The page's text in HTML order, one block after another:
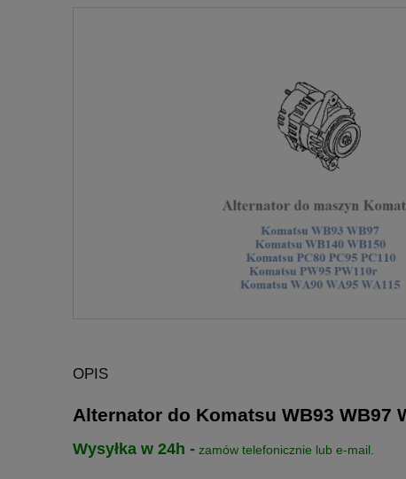
OPIS
Alternator do Komatsu WB93 WB97
Wysyłka w 24h - zamów telefonicznie lub e-mail.